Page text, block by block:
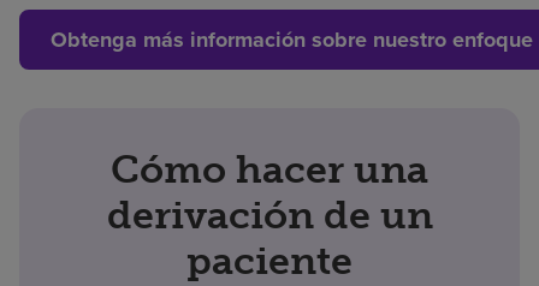
Obtenga más información sobre nuestro
Cómo hacer una
derivación de un
paciente